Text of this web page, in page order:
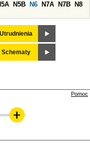
N5B N6 N7A N7B
N8
Utrudnienia
Schematy
Pomoc